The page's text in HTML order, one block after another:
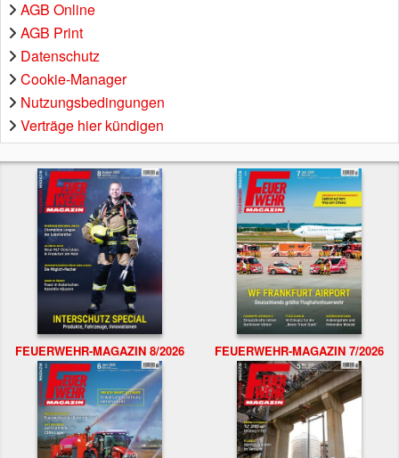
AGB Online
AGB Print
Datenschutz
Cookie-Manager
Nutzungsbedingungen
Verträge hier kündigen
FEUERWEHR-MAGAZIN 8/2026 FEUERWEHR-MAGAZIN 7/2026